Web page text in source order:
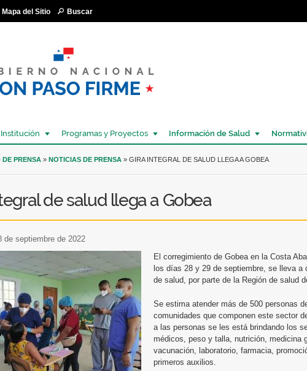
Mapa del Sitio Buscar
Institución Programas y Proyectos Información de Salud
ENCUENTRA AQUÍ
DE PRENSA » NOTICIAS DE PRENSA » GIRA INTEGRAL DE SALUD LLEGA A GOBEA
de salud llega a Gobea
de septiembre de 2022
El corregimiento de Gobea en la Costa
los días 28 y 29 de septiembre, se lleva a
de salud, por parte de la Región de salud
Se estima atender más de 500 personas
comunidades que componen este sector
a las personas se les está brindando los
médicos, peso y talla, nutrición, medicina
vacunación, laboratorio, farmacia,
primeros auxilios.